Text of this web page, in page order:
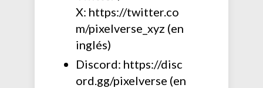
X: https://twitter.co
m/pixelverse_xyz (en
inglés)
Discord: https://disc
ord.gg/pixelverse (en